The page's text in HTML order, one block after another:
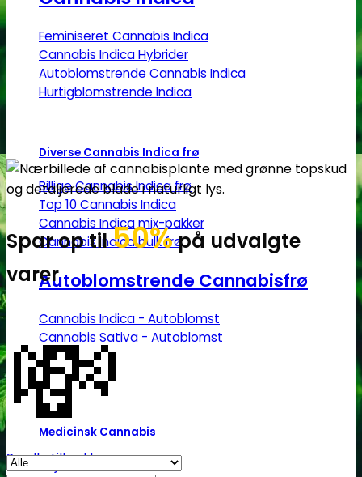
Feminiseret Cannabis Indica
Cannabis Indica Hybrider
Autoblomstrende Cannabis Indica
Hurtigblomstrende Indica
Diverse Cannabis Indica frø
Billige Cannabis Indica frø
Top 10 Cannabis Indica
Cannabis Indica mix-pakker
Cannabis Indica bulk frø
Autoblomstrende Cannabisfrø
Cannabis Indica - Autoblomst
Cannabis Sativa - Autoblomst
Medicinsk Cannabis
Spar op til50%på udvalgte
varer
💸
Se alle tilbud her